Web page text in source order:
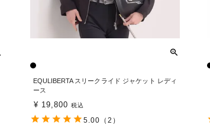
EQULIBERTA スリークライド ジャケット レディ
ース
¥ 19,800 税込
5.00 （2）